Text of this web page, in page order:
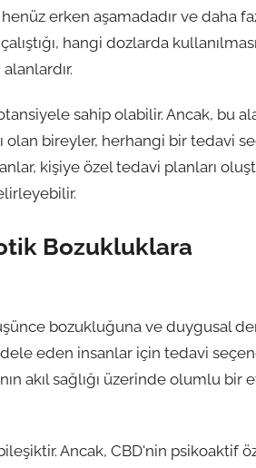
erken aşamadadır ve daha
hangi dozlarda
sahip olabilir. Ancak, bu
olan bireyler, herhangi bir tedavi
kişiye özel tedavi planları
Bozukluklara
bozukluğuna ve duygusal
eden insanlar için tedavi
akıl sağlığı üzerinde olumlu bir
Ancak, CBD'nin psikoaktif